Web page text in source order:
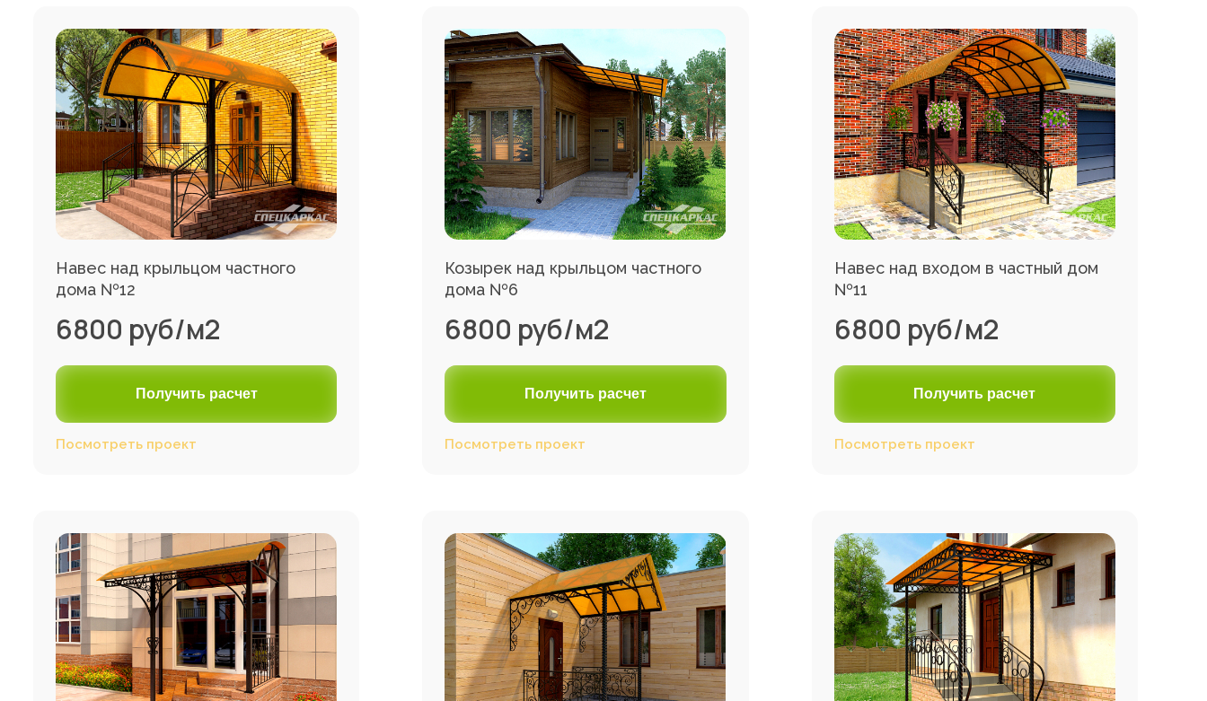
Навес над крыльцом частного
дома №12
6800 руб/м2
Получить расчет
Посмотреть проект
Козырек над крыльцом частного
дома №6
6800 руб/м2
Получить расчет
Посмотреть проект
Навес над входом в частный дом
№11
6800 руб/м2
Получить расчет
Посмотреть проект